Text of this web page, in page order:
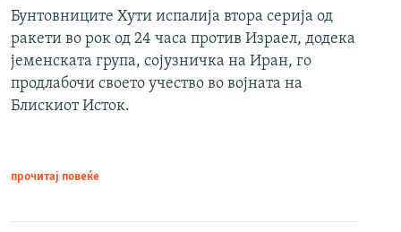
Бунтовниците Хути испалија втора серија од
ракети во рок од 24 часа против Израел, додека
јеменската група, сојузничка на Иран, го
продлабочи своето учество во војната на
Блискиот Исток.
прочитај повеќе